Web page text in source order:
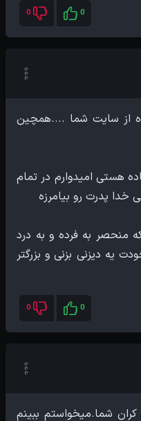
0
0
از سایت شما ....همچین
هستی امیدوارم در تمام
منحصر به فرده و به درد
یه دیزنی بزنی و بزرگتر
0
0
شما.میخواستم ببینم